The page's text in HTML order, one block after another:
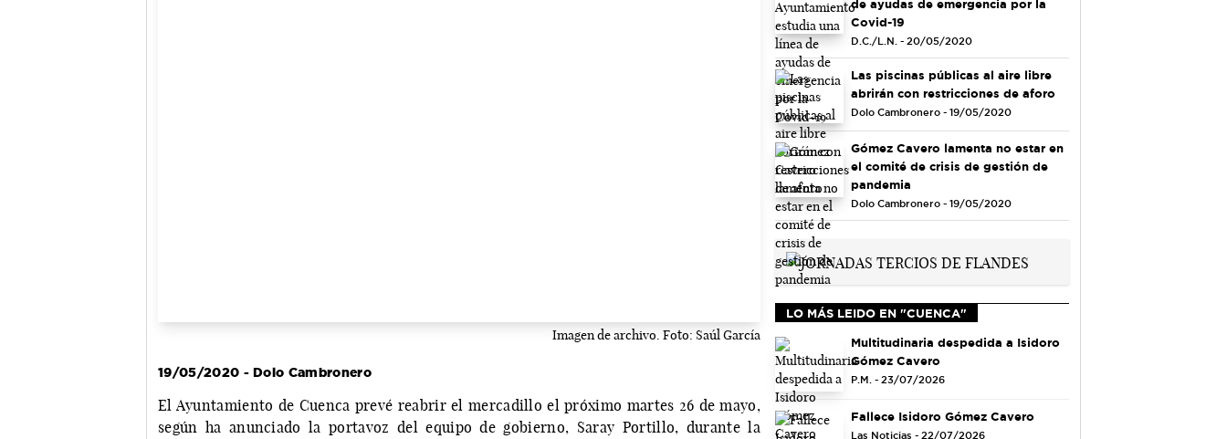
Imagen de archivo. Foto: Saúl García
19/05/2020 - Dolo Cambronero
El Ayuntamiento de Cuenca prevé reabrir el mercadillo el próximo martes 26 de mayo,
según ha anunciado la portavoz del equipo de gobierno, Saray Portillo, durante la
de ayudas de emergencia por la
Covid-19
D.C./L.N. - 20/05/2020
Las piscinas públicas al aire libre
abrirán con restricciones de aforo
Dolo Cambronero - 19/05/2020
Gómez Cavero lamenta no estar en
el comité de crisis de gestión de
pandemia
Dolo Cambronero - 19/05/2020
LO MÁS LEIDO EN "CUENCA"
Multitudinaria despedida a Isidoro
Gómez Cavero
P.M. - 23/07/2026
Fallece Isidoro Gómez Cavero
Las Noticias - 22/07/2026